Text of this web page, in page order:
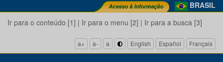
BRASIL
Ir para o conteúdo [1] | Ir para o menu [2] | Ir para a busca [3]
a+ a- a English Español Français